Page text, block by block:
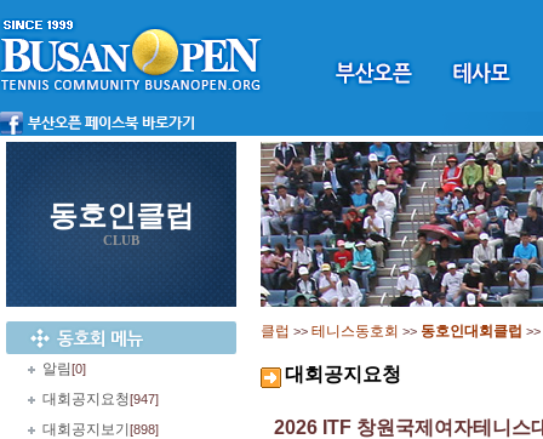
동호인클럽
CLUB
알림[0]
대회공지요청[947]
대회공지보기 [898]
클럽 >> 테니스동호회 >> 동호인대회클럽 >>
대회공지요청
2026 ITF 창원국제여자테니스